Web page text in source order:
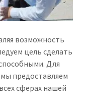
возможность
цель сделать
Для
предоставляем
сферах нашей